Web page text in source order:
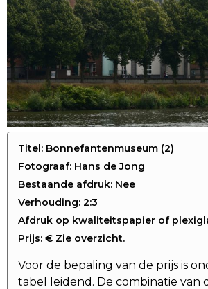
Titel: Bonnefantenmuseum (2)
Fotograaf: Hans de Jong
Bestaande afdruk: Nee
Verhouding: 2:3
Afdruk op kwaliteitspapier of
Prijs: € Zie overzicht.
Voor de bepaling van de prijs is
tabel leidend. De combinatie van